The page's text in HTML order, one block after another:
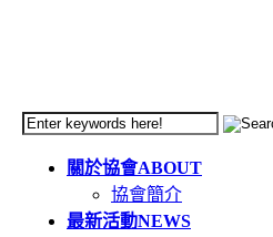
關於協會ABOUT
協會簡介
最新活動NEWS